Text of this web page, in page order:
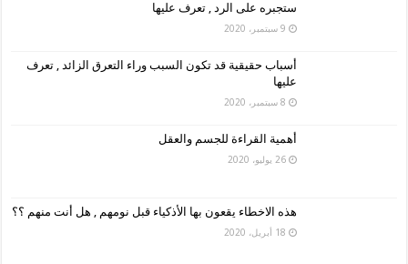
ستجبره على الرد , تعرف عليها
9 سبتمبر، 2020
أسباب حقيقية قد تكون السبب وراء التعرق الزائد , تعرف
عليها
8 سبتمبر، 2020
أهمية القراءة للجسم والعقل
26 يوليو، 2020
هذه الاخطاء يقعون بها الأذكياء قبل نومهم , هل أنت منهم ؟؟
18 أبريل، 2020